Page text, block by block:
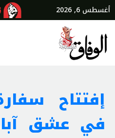
أغسطس 6, 2026
إفتتاح
في عشق